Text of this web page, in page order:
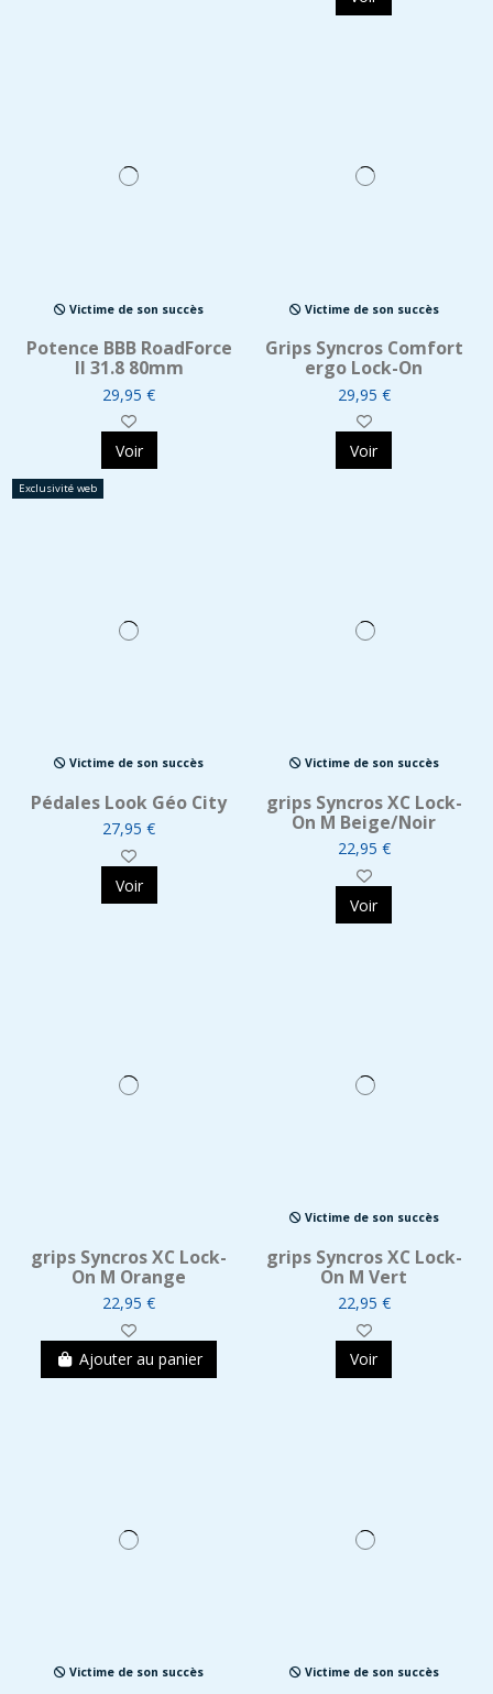
Victime de son succès
Potence BBB RoadForce
II 31.8 80mm
29,95 €
Voir
Victime de son succès
Grips Syncros Comfort
ergo Lock-On
29,95 €
Voir
Exclusivité web
Victime de son succès
Pédales Look Géo City
27,95 €
Voir
Victime de son succès
grips Syncros XC Lock-
On M Beige/Noir
22,95 €
Voir
grips Syncros XC Lock-
On M Orange
22,95 €
Ajouter au panier
Victime de son succès
grips Syncros XC Lock-
On M Vert
22,95 €
Voir
Victime de son succès Victime de son succès